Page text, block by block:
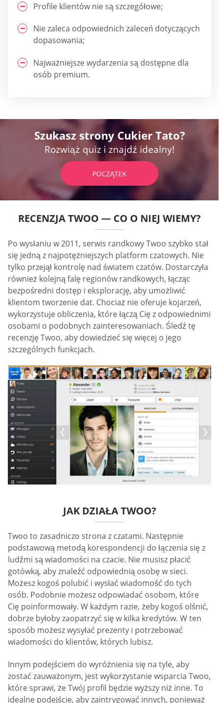
Profile klientów nie są szczegółowe;
Nie zaleca odpowiednich zaleceń dotyczących
dopasowania;
Najważniejsze wydarzenia są dostępne dla
osób premium.
Szukasz strony Cukier Tato?
Rozwiąż quiz i znajdź idealny!
POCZĄTEK
RECENZJA TWOO — CO O NIEJ WIEMY?
Po wysłaniu w 2011, serwis randkowy Twoo szybko stał
się jedną z najpotężniejszych platform czatowych. Nie
tylko przejął kontrolę nad światem czatów. Dostarczyła
również kolejną falę regionów randkowych, łącząc
bezpośredni dostęp i eksplorację, aby umożliwić
klientom tworzenie dat. Chociaż nie oferuje kojarzeń,
wykorzystuje obliczenia, które łączą Cię z odpowiednimi
osobami o podobnych zainteresowaniach. Śledź tę
recenzję Twoo, aby dowiedzieć się więcej o jego
szczególnych funkcjach.
JAK DZIAŁA TWOO?
Twoo to zasadniczo strona z czatami. Następnie
podstawową metodą korespondencji do łączenia się z
ludźmi są wiadomości na czacie. Nie musisz płacić
gotówką, aby znaleźć odpowiednią osobę w sieci.
Możesz kogoś polubić i wysłać wiadomość do tych
osób. Podobnie możesz odpowiadać osobom, które
Cię poinformowały. W każdym razie, żeby kogoś olśnić,
dobrze byłoby zaopatrzyć się w kilka kredytów. W ten
sposób możesz wysyłać prezenty i potrzebować
wiadomości do klientów, których lubisz.
Innym podejściem do wyróżnienia się na tyle, aby
zostać zauważonym, jest wykorzystanie wsparcia Twoo,
które sprawi, że Twój profil będzie wyższy niż inne. To
idealne podejście, aby zaintrygować innych, ponieważ